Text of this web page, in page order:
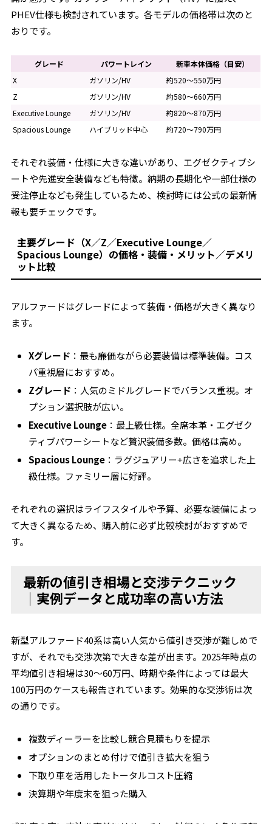
PHEV仕様も検討されています。各モデルの価格帯は次のと
おりです。
グレード パワートレイン
新車本体価格（目安）
X
ガソリン/HV
約520～550万円
Z
ガソリン/HV
約580～660万円
Executive Lounge
ガソリン/HV
約820～870万円
Spacious Lounge
ハイブリッド中心 約720～790万円
それぞれ装備・仕様に大きな違いがあり、エグゼクティブシ
ートや先進安全装備なども特徴。納期の長期化や一部仕様の
受注停止なども発生しているため、検討時には公式の最新情
報も要チェックです。
主要グレード（X／Z／Executive Lounge／
Spacious Lounge）の価格・装備・メリット／デメリ
ット比較
アルファードはグレードによって装備・価格が大きく異なり
ます。
Xグレード ：最も廉価ながら必要装備は標準装備。コス
パ重視層におすすめ。
Zグレード ：人気のミドルグレードでバランス重視。オ
プション選択肢が広い。
Executive Lounge ：最上級仕様。全席本革・エグゼク
ティブパワーシートなど贅沢装備多数。価格は高め。
Spacious Lounge ：ラグジュアリー+広さを追求した上
級仕様。ファミリー層に好評。
それぞれの選択はライフスタイルや予算、必要な装備によっ
て大きく異なるため、購入前に必ず比較検討がおすすめで
す。
最新の値引き相場と交渉テクニック
｜実例データと成功率の高い方法
新型アルファード40系は高い人気から値引き交渉が難しめで
すが、それでも交渉次第で大きな差が出ます。2025年時点の
平均値引き相場は30～60万円、時期や条件によっては最大
100万円のケースも報告されています。効果的な交渉術は次
の通りです。
複数ディーラーを比較し競合見積もりを提示
オプションのまとめ付けで値引き拡大を狙う
下取り車を活用したトータルコスト圧縮
決算期や年度末を狙った購入